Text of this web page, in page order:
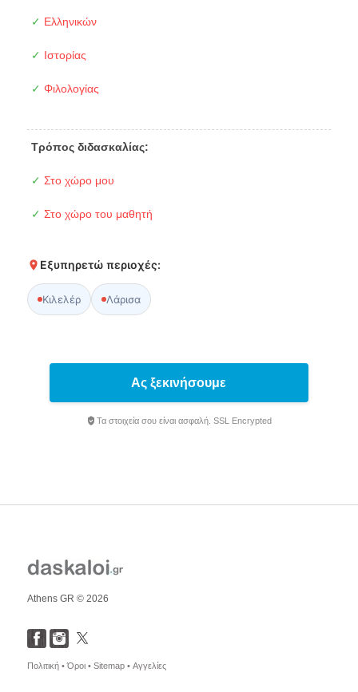
✓ Ελληνικών
✓ Ιστορίας
✓ Φιλολογίας
Τρόπος διδασκαλίας:
✓ Στο χώρο μου
✓ Στο χώρο του μαθητή
Εξυπηρετώ περιοχές:
Κιλελέρ Λάρισα
Ας ξεκινήσουμε
Τα στοιχεία σου είναι ασφαλή. SSL Encrypted
Athens GR © 2026
Πολιτική •Όροι • Sitemap • Αγγελίες